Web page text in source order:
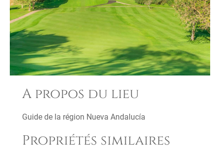
A propos du lieu
Guide de la région Nueva Andalucía
Propriétés similaires